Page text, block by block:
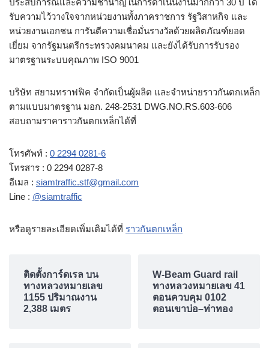
รับความไว้วางใจจากหน่วยงานทั้งภาคราชการ รัฐวิสาหกิจ และ
หน่วยงานเอกชน การันตีความเชื่อมั่นรางวัลด้วยผลิตภัณฑ์ยอด
เยี่ยม จากรัฐมนตรีกระทรวงคมนาคม และยังได้รับการรับรอง
มาตรฐานระบบคุณภาพ ISO 9001
บริษัท สยามทราฟฟิค จำกัดเป็นผู้ผลิต และจำหน่ายราวกันตกเหล็ก
ตามแบบมาตรฐาน มอก. 248-2531 DWG.NO.RS.603-606
สอบถามราคาราวกันตกเหล็กได้ที่
โทรศัพท์ : 0 2294 0281-6
โทรสาร : 0 2294 0287-8
อีเมล : siamtraffic.stf@gmail.com
Line : @siamtraffic
หรือดูรายละเอียดเพิ่มเติมได้ที่ ราวกันตกเหล็ก
ติดตั้งการ์ดเรล บน
ทางหลวงหมายเลข
1155 ปริมาณงาน
2,388 เมตร
W-Beam Guard rail
ทางหลวงหมายเลข 41
ตอนควบคุม 0102
ตอนเขาบ่อ–ท่าทอง